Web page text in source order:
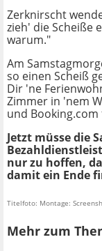
Zerknirscht
zieh' die Scheiße
warum."
Am
so einen Scheiß
Dir 'ne
Zimmer in 'nem
und
Jetzt müsse die
nur zu hoffen,
damit ein Ende
Titelfoto: Montage:
Mehr zum